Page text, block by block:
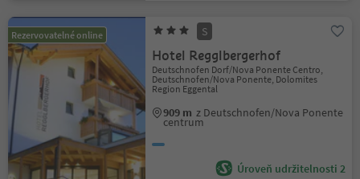
Rezervovatelné online S
Hotel Regglbergerhof
Deutschnofen Dorf/Nova Ponente Centro,
Deutschnofen/Nova Ponente, Dolomites
Region Eggental
909 m z Deutschnofen/Nova Ponente
centrum
Úroveň udržitelnosti 2